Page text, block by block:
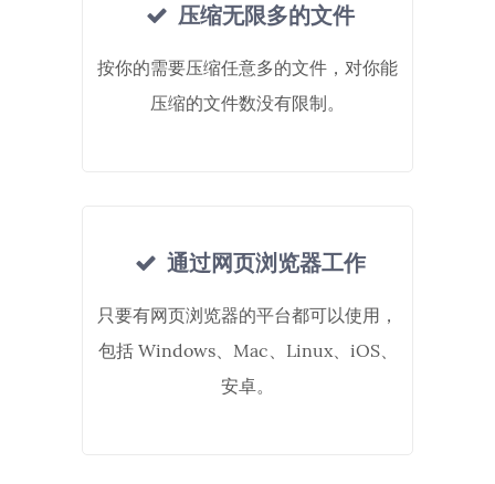
压缩无限多的文件
按你的需要压缩任意多的文件，对你能
压缩的文件数没有限制。
通过网页浏览器工作
只要有网页浏览器的平台都可以使用，
包括 Windows、Mac、Linux、iOS、
安卓。